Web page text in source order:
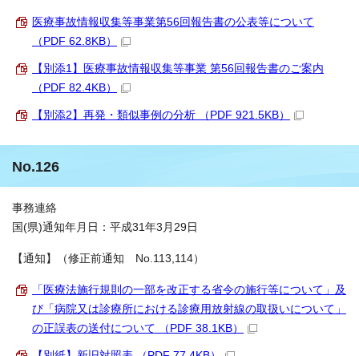
医療事故情報収集等事業第56回報告書の公表等について
（PDF 62.8KB）
【別添1】医療事故情報収集等事業 第56回報告書のご案内
（PDF 82.4KB）
【別添2】再発・類似事例の分析 （PDF 921.5KB）
No.126
事務連絡
国(県)通知年月日：平成31年3月29日
【通知】（修正前通知 No.113,114）
「医療法施行規則の一部を改正する省令の施行等について」及
び「病院又は診療所における診療用放射線の取扱いについて」
の正誤表の送付について （PDF 38.1KB）